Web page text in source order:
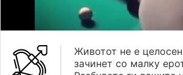
Животот не е
зачинет со малку